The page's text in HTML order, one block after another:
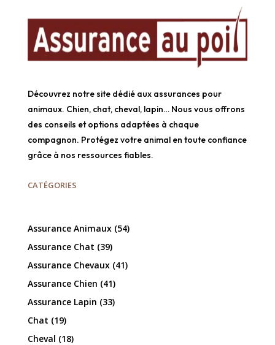
Découvrez notre site dédié aux assurances pour
animaux. Chien, chat, cheval, lapin… Nous vous offrons
des conseils et options adaptées à chaque
compagnon. Protégez votre animal en toute confiance
grâce à nos ressources fiables.
CATÉGORIES
Assurance Animaux(54)
Assurance Chat (39)
Assurance Chevaux(41)
Assurance Chien (41)
Assurance Lapin (33)
Chat (19)
Cheval (18)